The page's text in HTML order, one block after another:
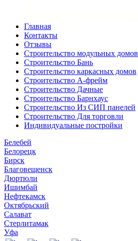
Главная
Контакты
Отзывы
Строительство модульных домов
Строительство Бань
Строительство каркасных домов
Строительство А-фрейм
Строительство Дачные
Строительство Барнхаус
Строительство Из СИП панелей
Строительство Для торговли
Индивидуальные постройки
Белебей
Белорецк
Бирск
Благовещенск
Дюртюли
Ишимбай
Нефтекамск
Октябрьский
Салават
Стерлитамак
Уфа